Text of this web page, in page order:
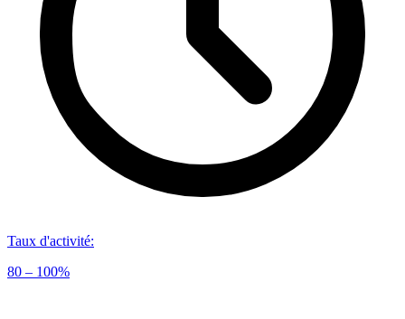
Taux d'activité:
80 – 100%